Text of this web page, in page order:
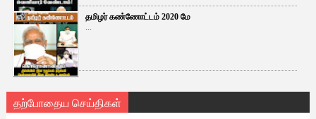
தமிழர் கண்ணோட்டம் 2020 மே
...
தற்போதைய செய்திகள்